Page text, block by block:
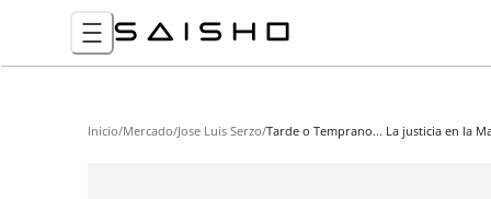
Inicio/Mercado/Jose Luis Serzo/Tarde o Temprano... La justicia en la